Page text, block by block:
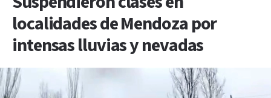
localidades de Mendoza por
intensas lluvias y nevadas